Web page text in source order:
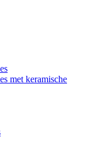
met keramische